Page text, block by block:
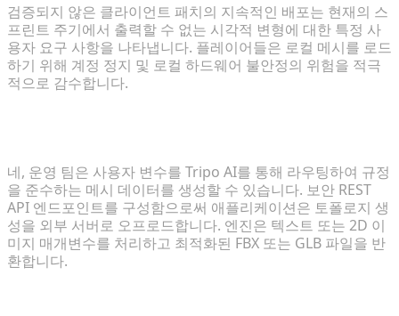
검증되지 않은 클라이언트 패치의 지속적인 배포는 현재의 스
프린트 주기에서 출력할 수 없는 시각적 변형에 대한 특정 사
용자 요구 사항을 나타냅니다. 플레이어들은 로컬 메시를 로드
하기 위해 계정 정지 및 로컬 하드웨어 불안정의 위험을 적극
적으로 감수합니다.
네, 운영 팀은 사용자 변수를 Tripo AI를 통해 라우팅하여 규정
을 준수하는 메시 데이터를 생성할 수 있습니다. 보안 REST
API 엔드포인트를 구성함으로써 애플리케이션은 토폴로지 생
성을 외부 서버로 오프로드합니다. 엔진은 텍스트 또는 2D 이
미지 매개변수를 처리하고 최적화된 FBX 또는 GLB 파일을 반
환합니다.